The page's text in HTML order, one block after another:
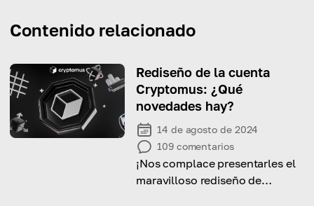
Contenido relacionado
Rediseño de la cuenta
Cryptomus: ¿Qué
novedades hay?
14 de agosto de 2024
109 comentarios
¡Nos complace presentarles el
maravilloso rediseño de